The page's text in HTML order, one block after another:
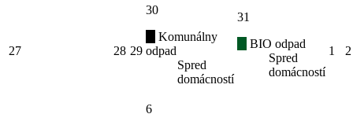
27 28 29
30
Komunálny
odpad
Spred
domácností
31
BIO odpad
Spred
domácností
1 2
6